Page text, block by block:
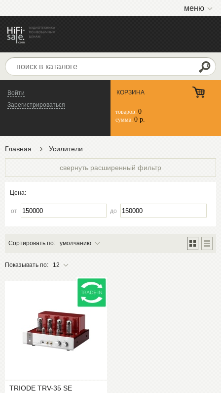
меню
Войти
Зарегистрироваться
КОРЗИНА
товаров: 0
сумма: 0 р.
Главная Усилители
свернуть расширенный фильтр
Цена:
от до
Сортировать по: умолчанию
Показывать по: 12
TRIODE TRV-35 SE